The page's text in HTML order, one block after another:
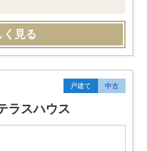
く見る
戸建て 中古
ラスハウス